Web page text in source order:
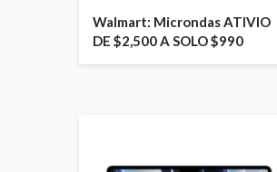
Walmart: Microndas ATIVIO
DE $2,500 A SOLO $990